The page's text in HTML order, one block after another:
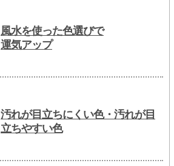
風水を使った色選びで
運気アップ
汚れが目立ちにくい色・汚れが目
立ちやすい色